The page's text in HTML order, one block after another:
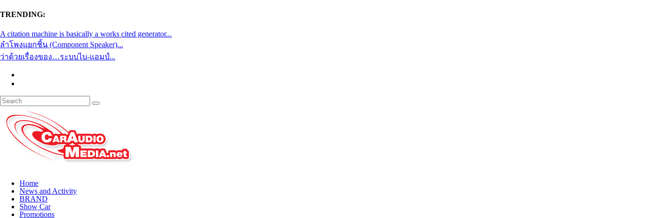
TRENDING:
A citation machine is basically a works cited generator...
ลำโพงแยกชิ้น (Component Speaker)...
ว่าด้วยเรื่องของ…ระบบไบ-แอมป์...
Home
News and Activity
BRAND
Show Car
Promotions